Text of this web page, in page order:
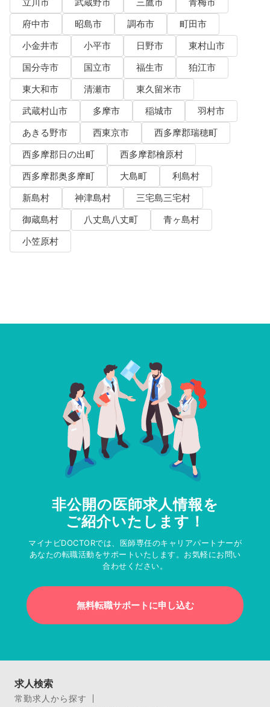
立川市
武蔵野市 三鷹市
青梅市
府中市
昭島市 調布市
町田市
小金井市
小平市 日野市
東村山市
国分寺市
国立市 福生市
狛江市
東大和市
清瀬市
東久留米市
武蔵村山市
多摩市 稲城市
羽村市
あきる野市
西東京市
西多摩郡瑞穂町
西多摩郡日の出町
西多摩郡檜原村
西多摩郡奥多摩町
大島町
利島村
新島村
神津島村
三宅島三宅村
御蔵島村
八丈島八丈町
青ヶ島村
小笠原村
非公開の医師求人情報を
ご紹介いたします！
マイナビDOCTORでは、医師専任のキャリアパートナーが
あなたの転職活動をサポートいたします。お気軽にお問い
合わせください。
無料転職サポートに申し込む
求人検索
常勤求人から探す